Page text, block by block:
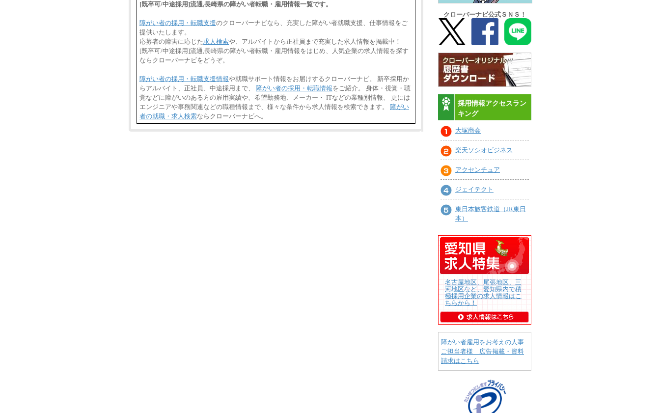
[既卒可/中途採用]流通,長崎県の障がい者転職・雇用情報一覧です。
障がい者の採用・転職支援のクローバーナビなら、充実した障がい者就職支援、仕事情報をご
提供いたします。
応募者の障害に応じた求人検索や、アルバイトから正社員まで充実した求人情報を掲載中！
[既卒可/中途採用]流通,長崎県の障がい者転職・雇用情報をはじめ、人気企業の求人情報を探す
ならクローバーナビをどうぞ。
障がい者の採用・転職支援情報や就職サポート情報をお届けするクローバーナビ。 新卒採用か
らアルバイト、正社員、中途採用まで、 障がい者の採用・転職情報をご紹介。 身体・視覚・聴
覚などに障がいのある方の雇用実績や、希望勤務地、メーカー・ ITなどの業種別情報、 更には
エンジニアや事務関連などの職種情報まで、様々な条件から求人情報を検索できます。 障がい
者の就職・求人検索ならクローバーナビへ。
クローバーナビ公式ＳＮＳ！
採用情報アクセスラン
キング
大塚商会
楽天ソシオビジネス
アクセンチュア
ジェイテクト
東日本旅客鉄道（JR東日
本）
名古屋地区、尾張地区、三
河地区など、愛知県内で積
極採用企業の求人情報はこ
ちらから！
障がい者雇用をお考えの人事
ご担当者様 広告掲載・資料
請求はこちら